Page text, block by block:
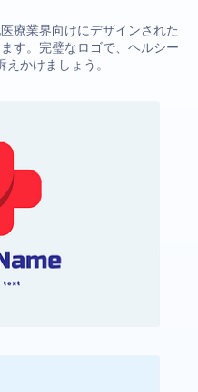
療業界向けにデザインされた
す。完璧なロゴで、ヘルシー
かけましょう。